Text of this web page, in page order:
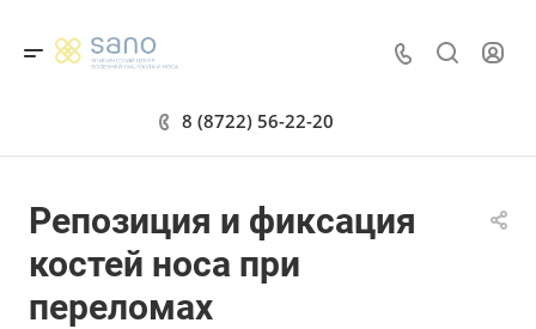
8 (8722) 56-22-20
Репозиция и фиксация
костей носа при
переломах